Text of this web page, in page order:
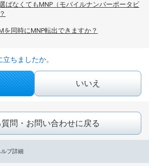
ばなくてもMNP（モバイルナンバーポータビ
を同時にMNP転出できますか？
ちましたか。
いいえ
問・お問い合わせに戻る
プ詳細